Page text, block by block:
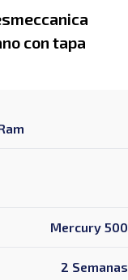
con tapa
Mercury 500
2 Semanas